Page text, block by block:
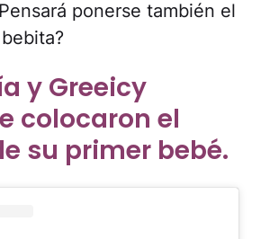
ponerse también el
y Greeicy
colocaron el
su primer bebé.